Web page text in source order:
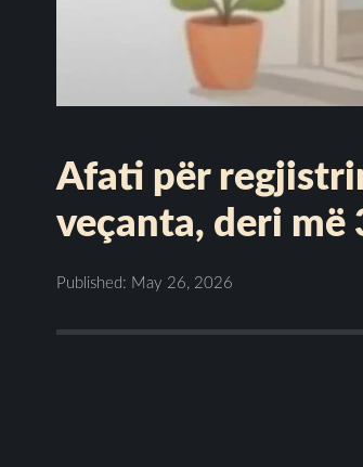
Afati për
veçanta, deri më
Published: May 26, 2026